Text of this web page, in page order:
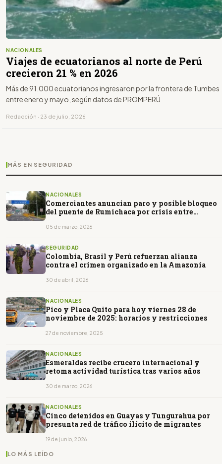
NACIONALES
Viajes de ecuatorianos al norte de Perú
crecieron 21 % en 2026
Más de 91.000 ecuatorianos ingresaron por la frontera de Tumbes
entre enero y mayo, según datos de PROMPERÚ
Redacción · 23 de julio, 2026
MÁS EN SEGURIDAD
NACIONALES
Comerciantes anuncian paro y posible bloqueo
del puente de Rumichaca por crisis entre
05 de marzo, 2026
SEGURIDAD
Colombia, Brasil y Perú refuerzan alianza
contra el crimen organizado en la Amazonía
30 de abril, 2026
NACIONALES
Pico y Placa Quito para hoy viernes 28 de
noviembre de 2025: horarios y restricciones
27 de noviembre, 2025
NACIONALES
Esmeraldas recibe crucero internacional y
retoma actividad turística tras varios años
30 de marzo, 2026
NACIONALES
Cinco detenidos en Guayas y Tungurahua por
presunta red de tráfico ilícito de migrantes
19 de junio, 2026
LO MÁS LEÍDO